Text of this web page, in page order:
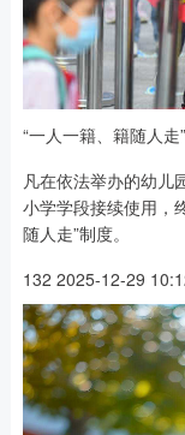
“一人一籍、籍随人
凡在依法举办的幼儿
小学学段接续使用，
随人走”制度。
132 2025-12-29